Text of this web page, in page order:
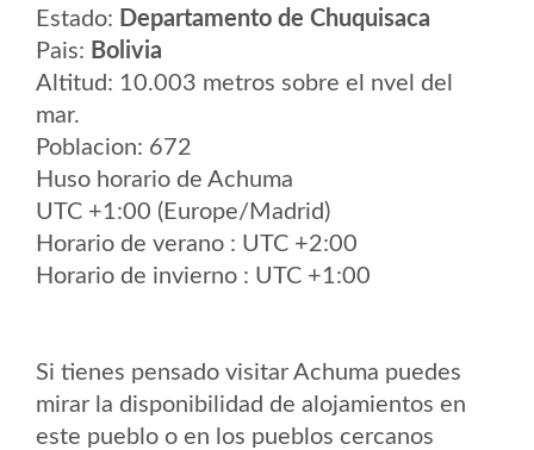
Estado: Departamento de Chuquisaca
Pais: Bolivia
Altitud: 10.003 metros sobre el nvel del
mar.
Poblacion: 672
Huso horario de Achuma
UTC +1:00 (Europe/Madrid)
Horario de verano : UTC +2:00
Horario de invierno : UTC +1:00
Si tienes pensado visitar Achuma puedes
mirar la disponibilidad de alojamientos en
este pueblo o en los pueblos cercanos